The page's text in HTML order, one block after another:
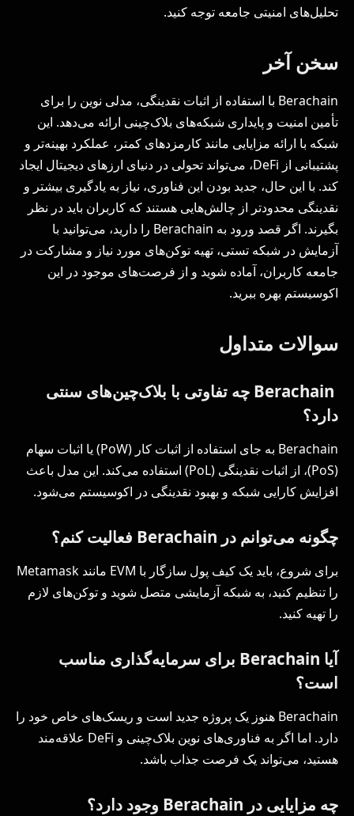
تحلیل‌های امنیتی جامعه توجه کنید.
سخن آخر
Berachain با استفاده از اثبات نقدینگی، مدلی نوین را برای
تأمین امنیت و پایداری شبکه‌های بلاک‌چینی ارائه می‌دهد. این
شبکه با ارائه مزایایی مانند کارمزدهای کمتر، عملکرد بهینه‌تر و
پشتیبانی از DeFi، می‌تواند تحولی در دنیای ارزهای دیجیتال ایجاد
کند. با این حال، جدید بودن این فناوری، نیاز به یادگیری بیشتر و
نقدینگی محدودتر از چالش‌هایی هستند که کاربران باید در نظر
بگیرند. اگر قصد ورود به Berachain را دارید، می‌توانید با
آزمایش در شبکه تستی، تهیه توکن‌های مورد نیاز و مشارکت در
جامعه کاربران، آماده شوید و از فرصت‌های موجود در این
اکوسیستم بهره ببرید.
سوالات متداول
Berachain چه تفاوتی با بلاک‌چین‌های سنتی
دارد؟
Berachain به جای استفاده از اثبات کار (PoW) یا اثبات سهام
(PoS)، از اثبات نقدینگی (PoL) استفاده می‌کند. این مدل باعث
افزایش کارایی شبکه و بهبود نقدینگی در اکوسیستم می‌شود.
چگونه می‌توانم در Berachain فعالیت کنم؟
برای شروع، باید یک کیف پول سازگار با EVM مانند Metamask
را تنظیم کنید، به شبکه آزمایشی متصل شوید و توکن‌های لازم
را تهیه کنید.
آیا Berachain برای سرمایه‌گذاری مناسب
است؟
Berachain هنوز یک پروژه جدید است و ریسک‌های خاص خود را
دارد. اما اگر به فناوری‌های نوین بلاک‌چینی و DeFi علاقه‌مند
هستید، می‌تواند یک فرصت جذاب باشد.
چه مزایایی در Berachain وجود دارد؟